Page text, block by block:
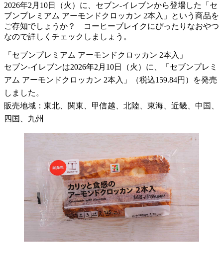
2026年2月10日（火）に、セブン-イレブンから登場した「セ
ブンプレミアム アーモンドクロッカン 2本入」という商品を
ご存知でしょうか？ コーヒーブレイクにぴったりなおやつ
なので詳しくチェックしましょう。
「セブンプレミアム アーモンドクロッカン 2本入」
セブン-イレブンは2026年2月10日（火）に、「セブンプレミ
アム アーモンドクロッカン 2本入」（税込159.84円）を発売
しました。
販売地域：東北、関東、甲信越、北陸、東海、近畿、中国、
四国、九州